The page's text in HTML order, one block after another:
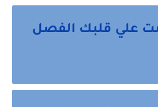
علي قلبك الفصل